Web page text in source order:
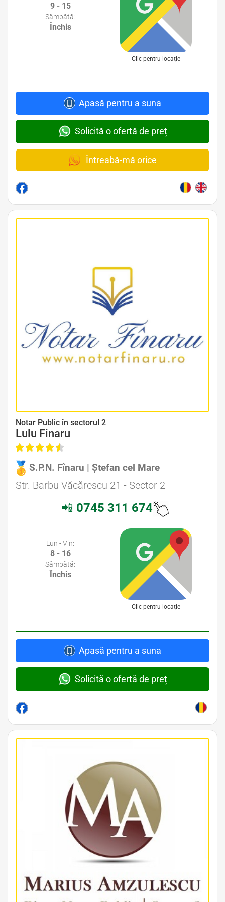
9 - 15
Sâmbătă:
Închis
Clic pentru locație
Apasă pentru a suna
Solicită o ofertă de preț
Întreabă-mă orice
Notar Public în sectorul 2
Lulu Finaru
S.P.N. Fînaru | Ștefan cel Mare
Str. Barbu Văcărescu 21 - Sector 2
📲 0745 311 674
Lun - Vin:
8 - 16
Sâmbătă:
Închis
Clic pentru locație
Apasă pentru a suna
Solicită o ofertă de preț